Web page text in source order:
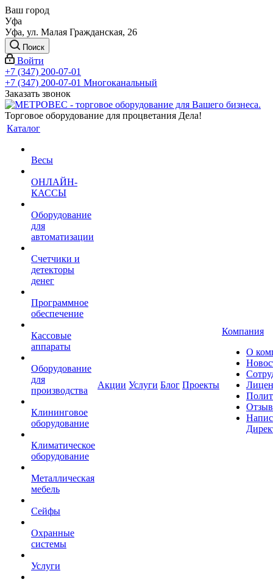
Ваш город
Уфа
Уфа, ул. Малая Гражданская, 26
Поиск
Войти
+7 (347) 200-07-01
+7 (347) 200-07-01 Многоканальный
Заказать звонок
Торговое оборудование для процветания Дела!
Каталог
Весы
ОНЛАЙН-
КАССЫ
Оборудование
для
автоматизации
Счетчики и
детекторы
денег
Программное
обеспечение
Кассовые
аппараты
Оборудование
для
производства
Клининговое
оборудование
Климатическое
оборудование
Металлическая
мебель
Сейфы
Охранные
системы
Услуги
Акции Услуги Блог Проекты
Компания
О